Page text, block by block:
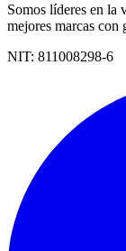
Somos líderes en la
mejores marcas con
NIT: 811008298-6